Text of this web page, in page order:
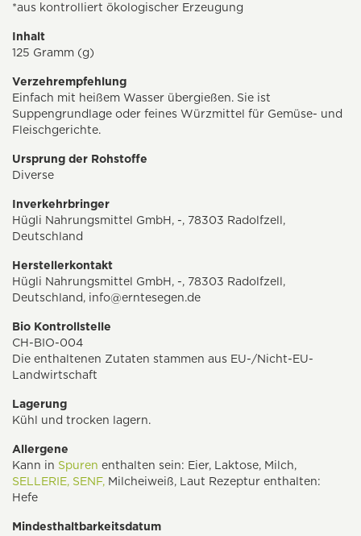
*aus kontrolliert ökologischer Erzeugung
Inhalt
125 Gramm (g)
Verzehrempfehlung
Einfach mit heißem Wasser übergießen. Sie ist
Suppengrundlage oder feines Würzmittel für Gemüse- und
Fleischgerichte.
Ursprung der Rohstoffe
Diverse
Inverkehrbringer
Hügli Nahrungsmittel GmbH, -, 78303 Radolfzell,
Deutschland
Herstellerkontakt
Hügli Nahrungsmittel GmbH, -, 78303 Radolfzell,
Deutschland, info@erntesegen.de
Bio Kontrollstelle
CH-BIO-004
Die enthaltenen Zutaten stammen aus EU-/Nicht-EU-
Landwirtschaft
Lagerung
Kühl und trocken lagern.
Allergene
Kann in Spuren enthalten sein: Eier, Laktose, Milch,
SELLERIE, SENF, Milcheiweiß, Laut Rezeptur enthalten:
Hefe
Mindesthaltbarkeitsdatum